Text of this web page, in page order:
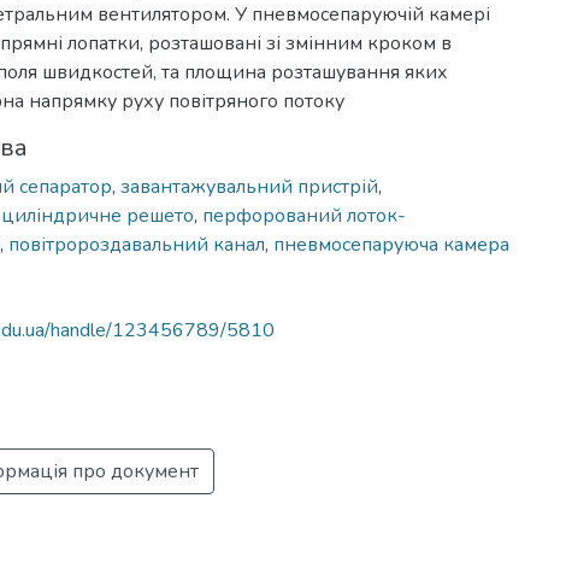
вентилятором. У пневмосепаруючій камері
лопатки, розташовані зі змінним кроком в
швидкостей, та площина розташування яких
напрямку руху повітряного потоку
сепаратор, завантажувальний пристрій,
решето, перфорований лоток-
, повітророздавальний канал, пневмосепаруюча камера
handle/123456789/5810
про документ